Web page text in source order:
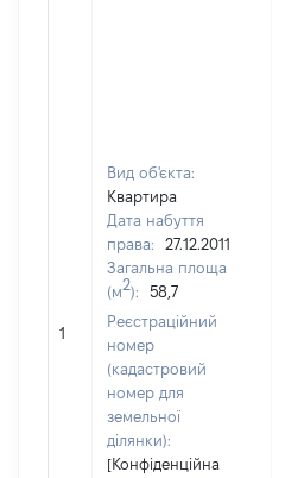
1
Вид об'єкта:
Квартира
Дата набуття
права:
27.12.2011
Загальна площа
(м2):
58,7
Реєстраційний
номер
(кадастровий
номер для
земельної
ділянки):
[Конфіденційна